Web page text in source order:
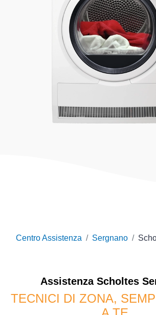
Centro Assistenza Sergnano
Assistenza Scholtes
TECNICI DI ZONA,